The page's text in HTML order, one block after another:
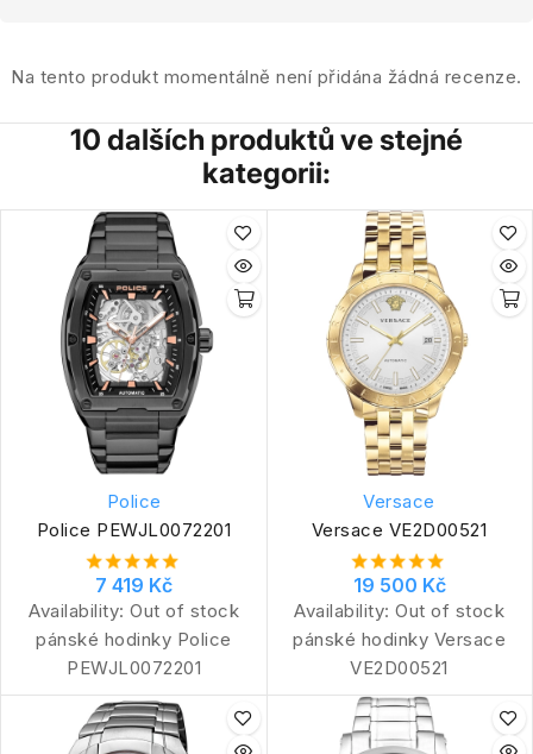
Na tento produkt momentálně není přidána žádná recenze.
10 dalších produktů ve stejné
kategorii:
Police
Police PEWJL0072201
7 419 Kč
Availability: Out of stock
pánské hodinky Police
PEWJL0072201
Versace
Versace VE2D00521
19 500 Kč
Availability: Out of stock
pánské hodinky Versace
VE2D00521